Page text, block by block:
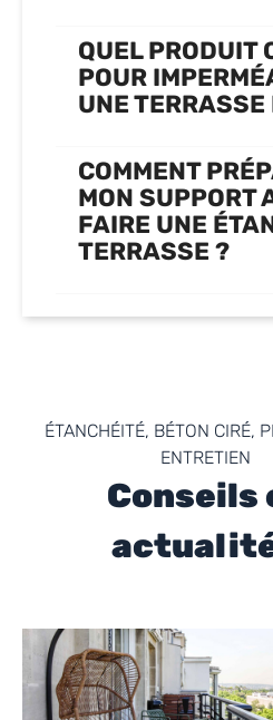
QUEL PRODUIT
POUR
UNE TERRASSE
COMMENT
MON SUPPORT
FAIRE UNE
TERRASSE ?
ÉTANCHÉITÉ, BÉTON CIRÉ,
ENTRETIEN
Conseils